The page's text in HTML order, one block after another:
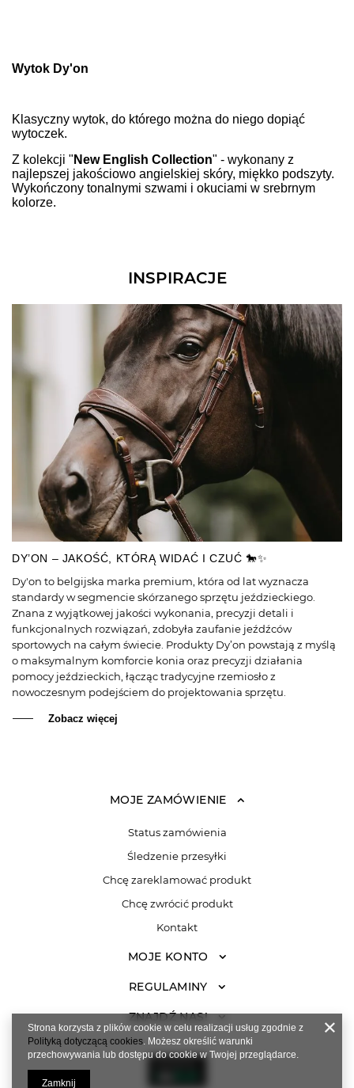
Wytok Dy'on
Klasyczny wytok, do którego można do niego dopiąć
wytoczek.
Z kolekcji " New English Collection" - wykonany z
najlepszej jakościowo angielskiej skóry, miękko podszyty.
Wykończony tonalnymi szwami i okuciami w srebrnym
kolorze.
INSPIRACJE
DY’ON – JAKOŚĆ, KTÓRĄ WIDAĆ I CZUĆ 🐎✨
Dy'on to belgijska marka premium, która od lat wyznacza
standardy w segmencie skórzanego sprzętu jeździeckiego.
Znana z wyjątkowej jakości wykonania, precyzji detali i
funkcjonalnych rozwiązań, zdobyła zaufanie jeźdźców
sportowych na całym świecie. Produkty Dy’on powstają z myślą
o maksymalnym komforcie konia oraz precyzji działania
pomocy jeździeckich, łącząc tradycyjne rzemiosło z
nowoczesnym podejściem do projektowania sprzętu.
Zobacz więcej
MOJE ZAMÓWIENIE
Status zamówienia
Śledzenie przesyłki
Chcę zareklamować produkt
Chcę zwrócić produkt
Kontakt
MOJE KONTO
REGULAMINY
ZNAJDŹ NAS!
Strona korzysta z plików cookie w celu realizacji usług zgodnie z
Polityką dotyczącą cookies. Możesz określić warunki
przechowywania lub dostępu do cookie w Twojej przeglądarce.
Zamknij